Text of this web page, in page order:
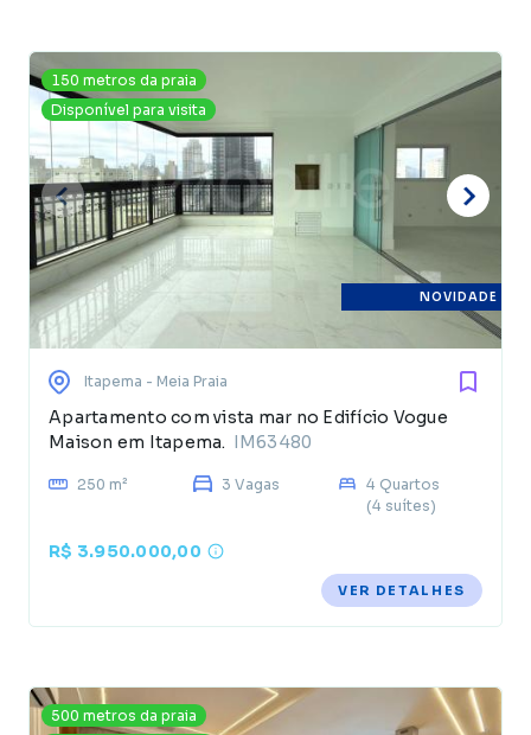
150 metros da praia
Disponível para visita
NOVIDADE
Itapema - Meia Praia
Apartamento com vista mar no Edifício Vogue
Maison em Itapema. IM63480
250 m² 3 Vagas
4 Quartos
(4 suítes)
R$ 3.950.000,00
VER DETALHES
500 metros da praia